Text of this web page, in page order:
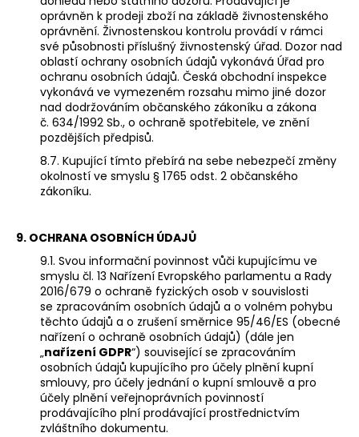
oprávněn k prodeji zboží na základě živnostenského
oprávnění. Živnostenskou kontrolu provádí v rámci
své působnosti příslušný živnostenský úřad. Dozor nad
oblastí ochrany osobních údajů vykonává Úřad pro
ochranu osobních údajů. Česká obchodní inspekce
vykonává ve vymezeném rozsahu mimo jiné dozor
nad dodržováním občanského zákoníku a zákona
č. 634/1992 Sb., o ochraně spotřebitele, ve znění
pozdějších předpisů.
8.7. Kupující tímto přebírá na sebe nebezpečí změny
okolností ve smyslu § 1765 odst. 2 občanského
zákoníku.
9. OCHRANA OSOBNÍCH ÚDAJŮ
9.1. Svou informační povinnost vůči kupujícímu ve
smyslu čl. 13 Nařízení Evropského parlamentu a Rady
2016/679 o ochraně fyzických osob v souvislosti
se zpracováním osobních údajů a o volném pohybu
těchto údajů a o zrušení směrnice 95/46/ES (obecné
nařízení o ochraně osobních údajů) (dále jen
„nařízení GDPR“) související se zpracováním
osobních údajů kupujícího pro účely plnění kupní
smlouvy, pro účely jednání o kupní smlouvě a pro
účely plnění veřejnoprávních povinností
prodávajícího plní prodávající prostřednictvím
zvláštního dokumentu.